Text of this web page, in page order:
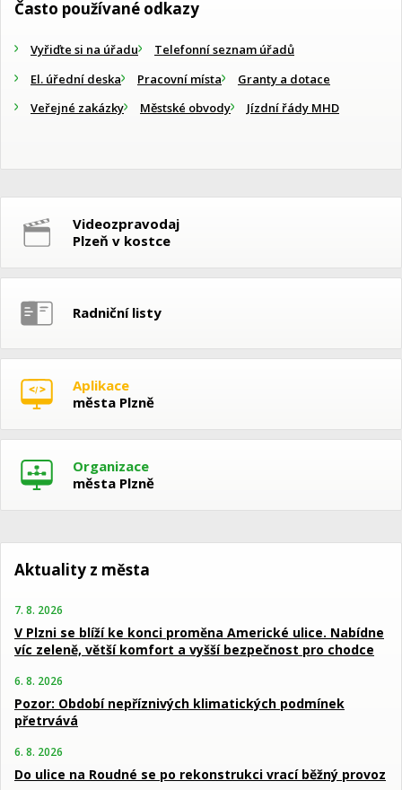
Často používané odkazy
Vyřiďte si na úřadu
Telefonní seznam úřadů
El. úřední deska
Pracovní místa
Granty a dotace
Veřejné zakázky
Městské obvody Jízdní řády MHD
Videozpravodaj
Plzeň v kostce
Radniční listy
Aplikace
města Plzně
Organizace
města Plzně
Aktuality z města
7. 8. 2026
V Plzni se blíží ke konci proměna Americké ulice. Nabídne
víc zeleně, větší komfort a vyšší bezpečnost pro chodce
6. 8. 2026
Pozor: Období nepříznivých klimatických podmínek
přetrvává
6. 8. 2026
Do ulice na Roudné se po rekonstrukci vrací běžný provoz